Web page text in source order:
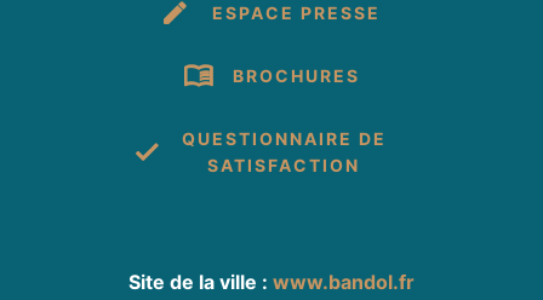
ESPACE PRESSE
BROCHURES
QUESTIONNAIRE DE
SATISFACTION
Site de la ville : www.bandol.fr